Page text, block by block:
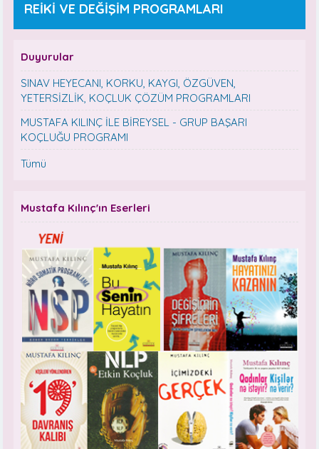
REİKİ VE DEĞİŞİM PROGRAMLARI
Duyurular
SINAV HEYECANI, KORKU, KAYGI, ÖZGÜVEN,
YETERSİZLİK, KOÇLUK ÇÖZÜM PROGRAMLARI
MUSTAFA KILINÇ İLE BİREYSEL - GRUP BAŞARI
KOÇLUĞU PROGRAMI
Tümü
Mustafa Kılınç'ın Eserleri